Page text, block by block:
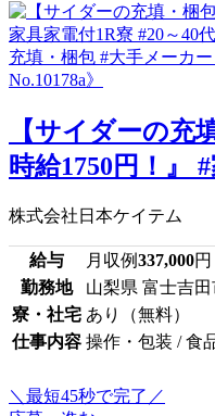
【サイダーの充
時給1750円！』
株式会社日本ケイテム
給与 月収例337,000円
勤務地
山梨県 富士吉田
寮・社宅 あり（無料）
仕事内容 操作・包装 / 食
＼最短45秒で完了／